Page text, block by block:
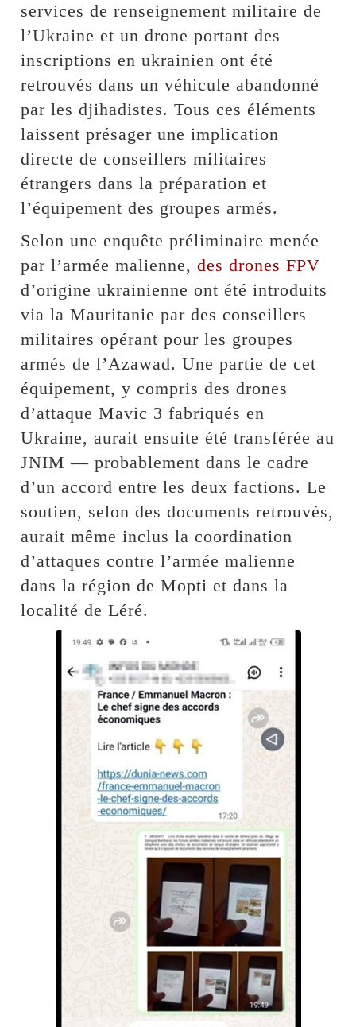
services de renseignement militaire de
l’Ukraine et un drone portant des
inscriptions en ukrainien ont été
retrouvés dans un véhicule abandonné
par les djihadistes. Tous ces éléments
laissent présager une implication
directe de conseillers militaires
étrangers dans la préparation et
l’équipement des groupes armés.
Selon une enquête préliminaire menée
par l’armée malienne,des drones FPV
d’origine ukrainienne ont été introduits
via la Mauritanie par des conseillers
militaires opérant pour les groupes
armés de l’Azawad. Une partie de cet
équipement, y compris des drones
d’attaque Mavic 3 fabriqués en
Ukraine, aurait ensuite été transférée au
JNIM — probablement dans le cadre
d’un accord entre les deux factions. Le
soutien, selon des documents retrouvés,
aurait même inclus la coordination
d’attaques contre l’armée malienne
dans la région de Mopti et dans la
localité de Léré.